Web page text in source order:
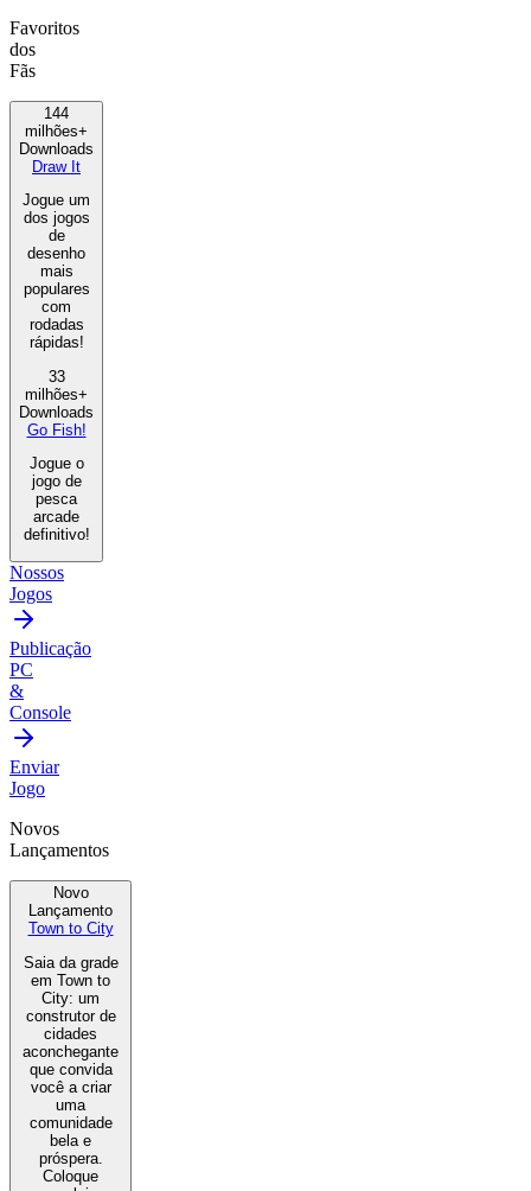
Favoritos
dos
Fãs
144
milhões+
Downloads
Draw It
Jogue um
dos jogos
de
desenho
mais
populares
com
rodadas
rápidas!
33
milhões+
Downloads
Go Fish!
Jogue o
jogo de
pesca
arcade
definitivo!
Nossos
Jogos
Publicação
PC
&
Console
Enviar
Jogo
Novos
Lançamentos
Novo
Lançamento
Town to City
Saia da grade
em Town to
City: um
construtor de
cidades
aconchegante
que convida
você a criar
uma
comunidade
bela e
próspera.
Coloque